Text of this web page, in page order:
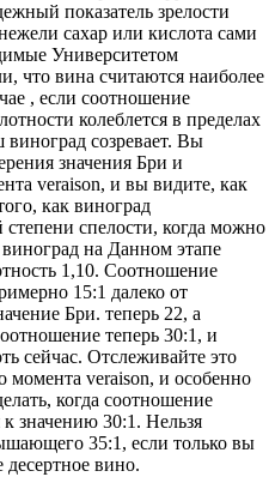
показатель зрелости
сахар или кислота сами
Университетом
что вина считаются наиболее
, если соотношение
колеблется в пределах
созревает. Вы
значения Бри и
veraison, и вы видите, как
как виноград
спелости, когда можно
на Данном этапе
1,10. Соотношение
15:1 далеко от
Бри. теперь 22, а
теперь 30:1, и
сейчас. Отслеживайте это
момента veraison, и особенно
когда соотношение
значению 30:1. Нельзя
35:1, если только вы
десертное вино.